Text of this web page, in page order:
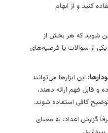
کنید و از ابهام
شوید که هر بخش از
از سوالات یا فرضیه‌های
این ابزارها می‌توانند
و قابل فهم ارائه دهند،
کافی استفاده شوند.
گزارش اعداد، به معنای